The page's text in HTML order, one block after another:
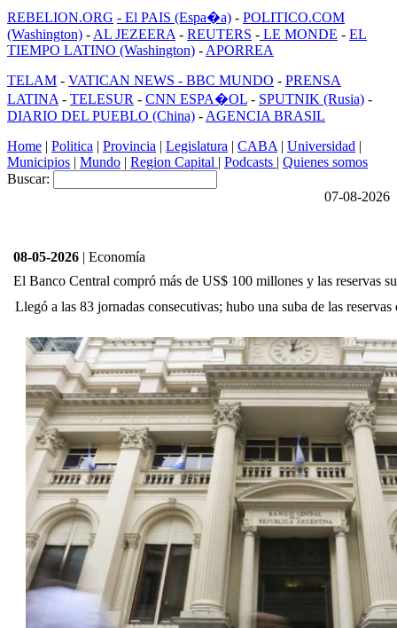
REBELION.ORG - El PAIS (Espa�a) - POLITICO.COM
(Washington) - AL JEZEERA - REUTERS - LE MONDE - EL
TIEMPO LATINO (Washington) - APORREA
TELAM - VATICAN NEWS - BBC MUNDO - PRENSA
LATINA - TELESUR - CNN ESPA�OL - SPUTNIK (Rusia) -
DIARIO DEL PUEBLO (China) - AGENCIA BRASIL
Home | Politica | Provincia | Legislatura | CABA | Universidad |
Municipios | Mundo | Region Capital | Podcasts | Quienes somos
Buscar:
07-08-2026
08-05-2026 | Economía
El Banco Central compró más de US$ 100 millones y las reservas
Llegó a las 83 jornadas consecutivas; hubo una suba de las